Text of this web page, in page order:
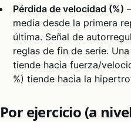
Pérdida de velocidad (%)
media desde la primera
última. Señal de
reglas de fin de serie.
tiende hacia fuerza/
%) tiende hacia la
Por ejercicio (a